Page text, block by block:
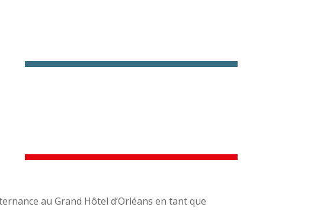
au Grand Hôtel d’Orléans en tant que